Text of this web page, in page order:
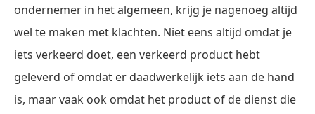
ondernemer in het algemeen, krijg je nagenoeg altijd
wel te maken met klachten. Niet eens altijd omdat je
iets verkeerd doet, een verkeerd product hebt
geleverd of omdat er daadwerkelijk iets aan de hand
is, maar vaak ook omdat het product of de dienst die